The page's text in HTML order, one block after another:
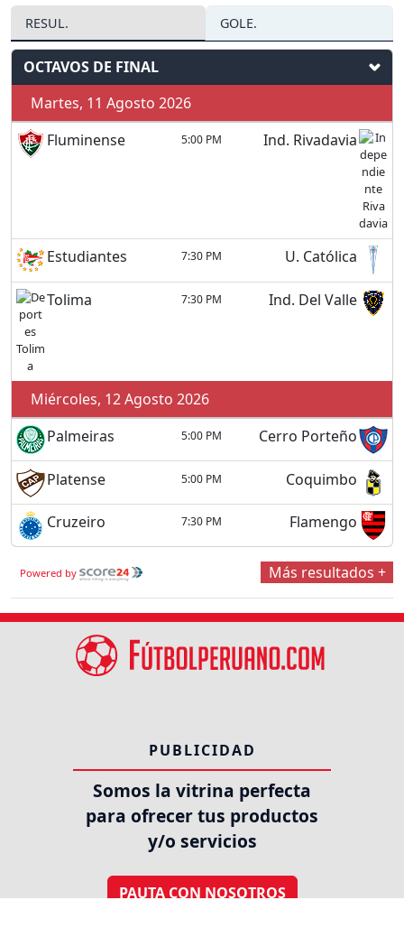
RESUL. GOLE.
OCTAVOS DE FINAL
Martes, 11 Agosto 2026
Fluminense
5:00 PM Ind. Rivadavia
Estudiantes 7:30 PM U. Católica
Tolima 7:30 PM Ind. Del Valle
Miércoles, 12 Agosto 2026
Palmeiras
5:00 PM Cerro Porteño
Platense 5:00 PM Coquimbo
Cruzeiro 7:30 PM Flamengo
Powered by Más resultados +
PUBLICIDAD
Somos la vitrina perfecta
para ofrecer tus productos
y/o servicios
PAUTA CON NOSOTROS